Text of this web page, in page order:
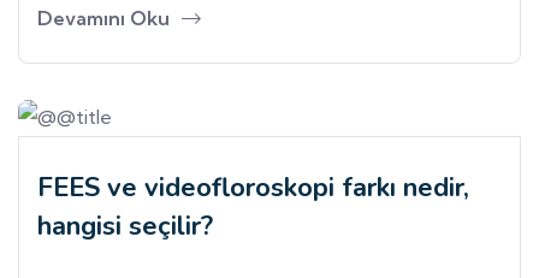
Devamını Oku
FEES ve videofloroskopi farkı nedir,
hangisi seçilir?